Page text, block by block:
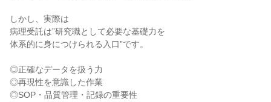
しかし、実際は
病理受託は”研究職として必要な基礎力を
体系的に身につけられる入口”です。
◎正確なデータを扱う力
◎再現性を意識した作業
◎SOP・品質管理・記録の重要性